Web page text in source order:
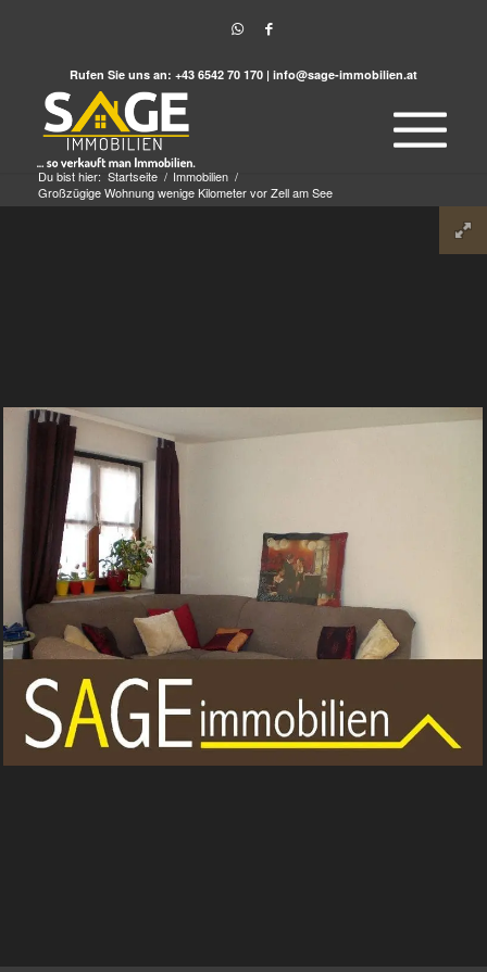
Rufen Sie uns an: +43 6542 70 170 | info@sage-immobilien.at
Du bist hier: Startseite / Immobilien /
Großzügige Wohnung wenige Kilometer vor Zell am See